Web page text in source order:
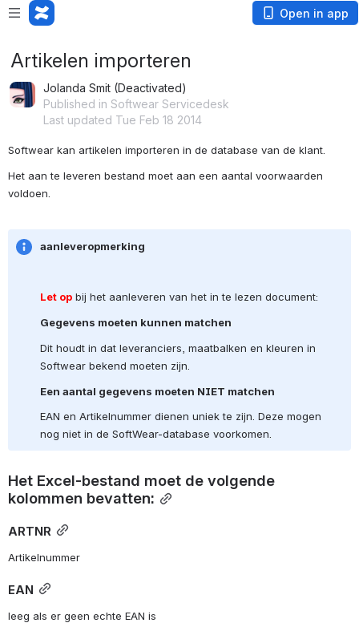
Open in app
Artikelen importeren
Jolanda Smit (Deactivated)
Published in Softwear Servicedesk
Last updated Tue Feb 18 2014
Softwear kan artikelen importeren in de database van de klant.
Het aan te leveren bestand moet aan een aantal voorwaarden
voldoen.
aanleveropmerking
Let op bij het aanleveren van het in te lezen document:
Gegevens moeten kunnen matchen
Dit houdt in dat leveranciers, maatbalken en kleuren in
Softwear bekend moeten zijn.
Een aantal gegevens moeten NIET matchen
EAN en Artikelnummer dienen uniek te zijn. Deze mogen
nog niet in de SoftWear-database voorkomen.
Het Excel-bestand moet de volgende
kolommen bevatten:
ARTNR
Artikelnummer
EAN
leeg als er geen echte EAN is